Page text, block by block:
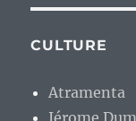
CULTURE
Atramenta